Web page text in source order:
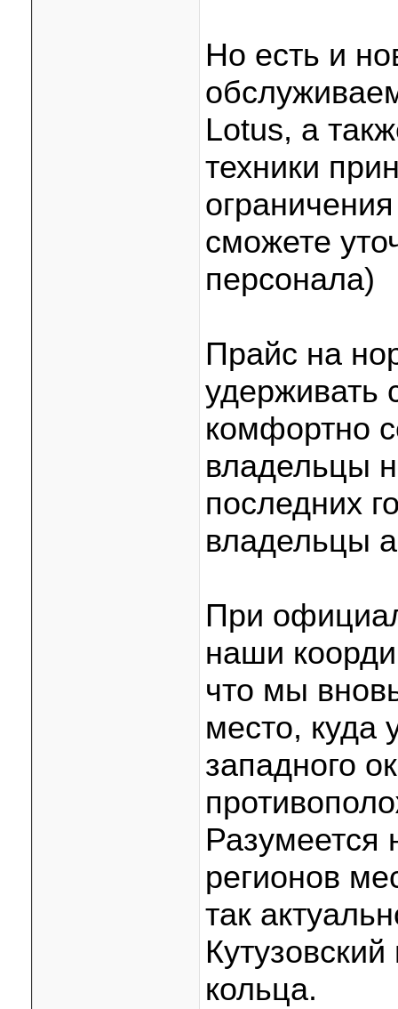
Но есть и
Lotus, а
техники
сможете
персонала)
Прайс на
удерживать
комфортно
владельцы
последних
владельцы
При
наши
что мы
место, куда
западного
Разумеется
регионов
так
кольца.